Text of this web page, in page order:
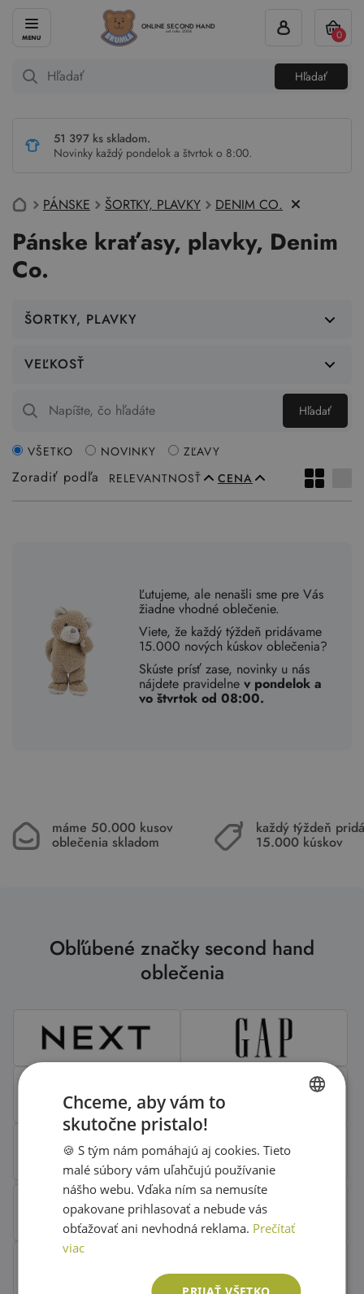
ONLINE SECOND HAND
od roku 2004
Hľadať
0
51 397 ks skladom.
Novinky každý pondelok a štvrtok o 8:00.
PÁNSKE ŠORTKY, PLAVKY DENIM CO.
Pánske kraťasy, plavky, Denim
Co.
ŠORTKY, PLAVKY
VEĽKOSŤ
Hľadať
Zoradiť podľa RELEVANTNOSŤ CENA
VŠETKO NOVINKY ZĽAVY
Ľutujeme, ale nenašli sme pre Vás
žiadne vhodné oblečenie.
Viete, že každý týždeň pridávame
15.000 nových kúskov oblečenia?
Skúste prísť zase, novinky u nás
nájdete pravidelnev pondelok a
vo štvrtok od 08:00.
máme 50.000 kusov
oblečenia skladom
každý týždeň
15.000 kúskov
Obľúbené značky second hand
oblečenia
ENGLISH
Chceme, aby vám to
skutočne pristalo!
🍪 S tým nám pomáhajú aj cookies. Tieto
malé súbory vám uľahčujú používanie
nášho webu. Vďaka ním sa nemusíte
opakovane prihlasovať a nebude vás
obťažovať ani nevhodná reklama. Prečítať
viac
PRIJAŤ VŠETKO